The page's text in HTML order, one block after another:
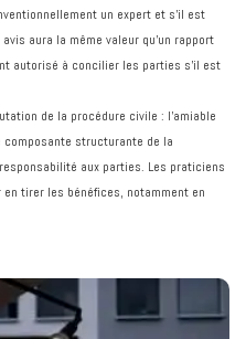
un expert et s'il est
aura la même valeur qu'un rapport
autorisé à concilier les parties s'il est
de la procédure civile : l’amiable
composante structurante de la
aux parties. Les praticiens
tirer les bénéfices, notamment en